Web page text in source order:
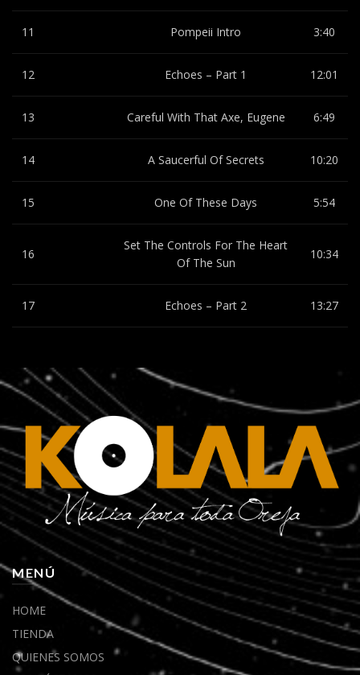
11 Pompeii Intro 3:40
12 Echoes – Part 1 12:01
13 Careful With That Axe, Eugene 6:49
14 A Saucerful Of Secrets 10:20
15 One Of These Days 5:54
16
Set The Controls For The Heart
Of The Sun
10:34
17 Echoes – Part 2 13:27
MENÚ
HOME
TIENDA
QUIENES SOMOS